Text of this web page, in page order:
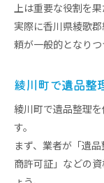
上は重要な役割を果
実際に香川県綾歌
頼が一般的となりつ
綾川町で遺品整
綾川町で遺品整理
す。
まず、業者が「遺
商許可証」などの